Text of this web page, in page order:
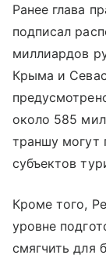
Ранее глава
подписал
миллиардов
Крыма и
около 585
траншу могут
субъектов
Кроме того,
уровне
смягчить для